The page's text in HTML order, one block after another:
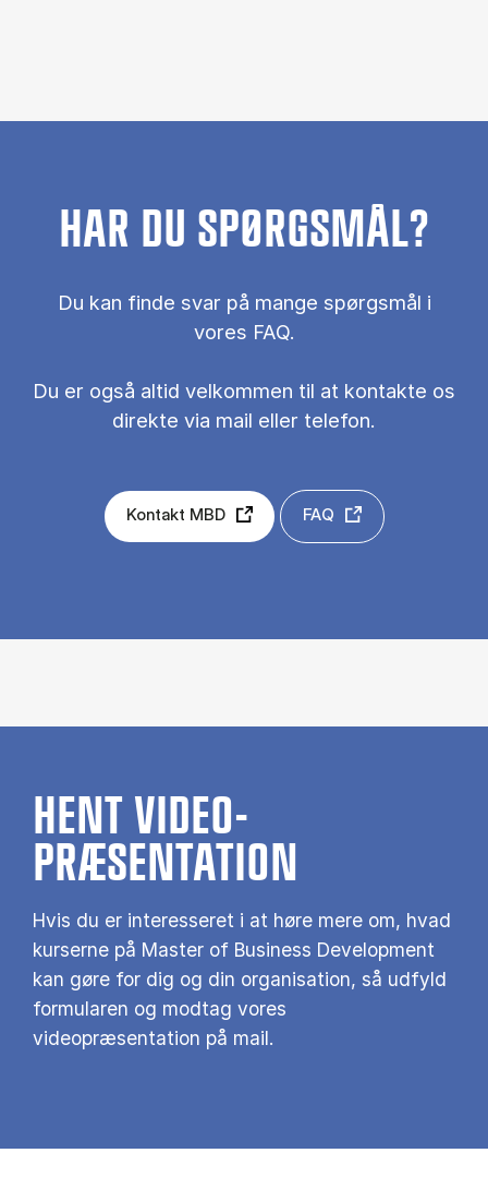
HAR DU SPØRGSMÅL?
Du kan finde svar på mange spørgsmål i
vores FAQ.
Du er også al­tid vel­kom­men til at kon­tak­te os
di­rek­te via mail el­ler te­le­fon.
Kontakt MBD FAQ
HENT VIDEO-
PRÆSENTATION
Hvis du er interesseret i at høre mere om, hvad
kurserne på Master of Business Development
kan gøre for dig og din organisation, så udfyld
formularen og modtag vores
videopræsentation på mail.